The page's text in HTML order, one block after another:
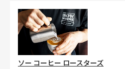
ソー コーヒー ロースターズ